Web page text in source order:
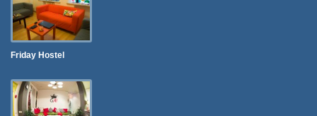
Friday Hostel